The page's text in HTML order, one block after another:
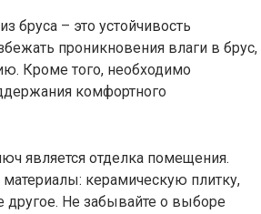
бруса – это устойчивость
проникновения влаги в брус,
Кроме того, необходимо
комфортного
является отделка помещения.
керамическую плитку,
Не забывайте о выборе